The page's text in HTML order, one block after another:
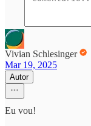
Vivian Schlesinger
Mar 19, 2025
Autor
Eu vou!